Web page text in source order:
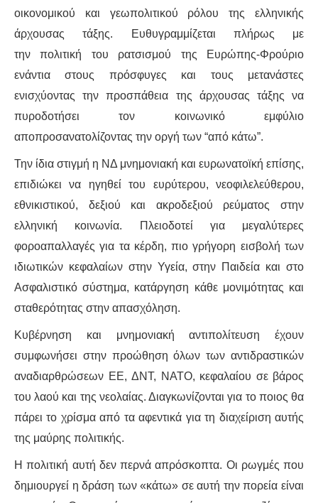
ΛΟΓΟΤΕΧΝΊΑ / ΤΈΧΝΗ
ΜΟΥΣΙΚΉ
ΚΙΝΗΜΑΤΟΓΡΆΦΟΣ
οικονομικού και γεωπολιτικού ρόλου της ελληνικής
άρχουσας τάξης. Ευθυγραμμίζεται πλήρως με
την πολιτική του ρατσισμού της Ευρώπης-Φρούριο
ενάντια στους πρόσφυγες και τους μετανάστες
ενισχύοντας την προσπάθεια της άρχουσας τάξης να
πυροδοτήσει τον κοινωνικό εμφύλιο
αποπροσανατολίζοντας την οργή των “από κάτω”.
Την ίδια στιγμή η ΝΔ μνημονιακή και ευρωνατοϊκή επίσης,
επιδιώκει να ηγηθεί του ευρύτερου, νεοφιλελεύθερου,
εθνικιστικού, δεξιού και ακροδεξιού ρεύματος στην
ελληνική κοινωνία. Πλειοδοτεί για μεγαλύτερες
φοροαπαλλαγές για τα κέρδη, πιο γρήγορη εισβολή των
ιδιωτικών κεφαλαίων στην Υγεία, στην Παιδεία και στο
Ασφαλιστικό σύστημα, κατάργηση κάθε μονιμότητας και
σταθερότητας στην απασχόληση.
Κυβέρνηση και μνημονιακή αντιπολίτευση έχουν
συμφωνήσει στην προώθηση όλων των αντιδραστικών
αναδιαρθρώσεων ΕΕ, ΔΝΤ, ΝΑΤΟ, κεφαλαίου σε βάρος
του λαού και της νεολαίας. Διαγκωνίζονται για το ποιος θα
πάρει το χρίσμα από τα αφεντικά για τη διαχείριση αυτής
της μαύρης πολιτικής.
Η πολιτική αυτή δεν περνά απρόσκοπτα. Οι ρωγμές που
δημιουργεί η δράση των «κάτω» σε αυτή την πορεία είναι